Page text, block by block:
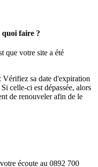
quoi faire ?
que votre site a été
: Vérifiez sa date d'expiration
celle-ci est dépassée, alors
de renouveler afin de le
écoute au 0892 700